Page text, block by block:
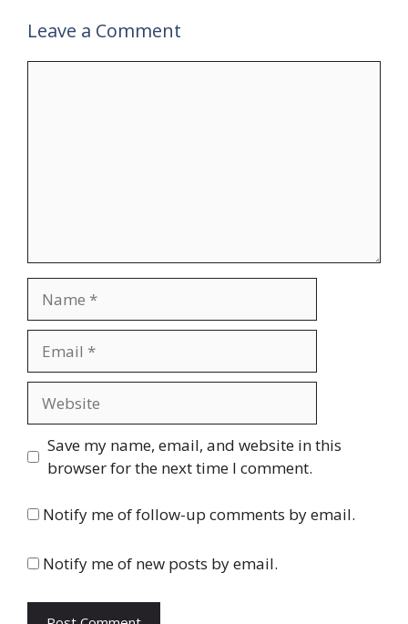
Leave a Comment
Save my name, email, and website in this
browser for the next time I comment.
Notify me of follow-up comments by email.
Notify me of new posts by email.